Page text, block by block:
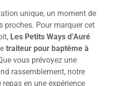
unique, un moment de
proches. Pour marquer cet
Les Petits Ways d’Auré
traiteur pour baptême à
vous prévoyez une
rassemblement, notre
en une expérience